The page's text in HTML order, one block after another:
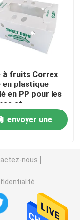
en plastique
à fruits Correx
en plastique
en PP pour les
et
Boîte à
envoyer une
nous